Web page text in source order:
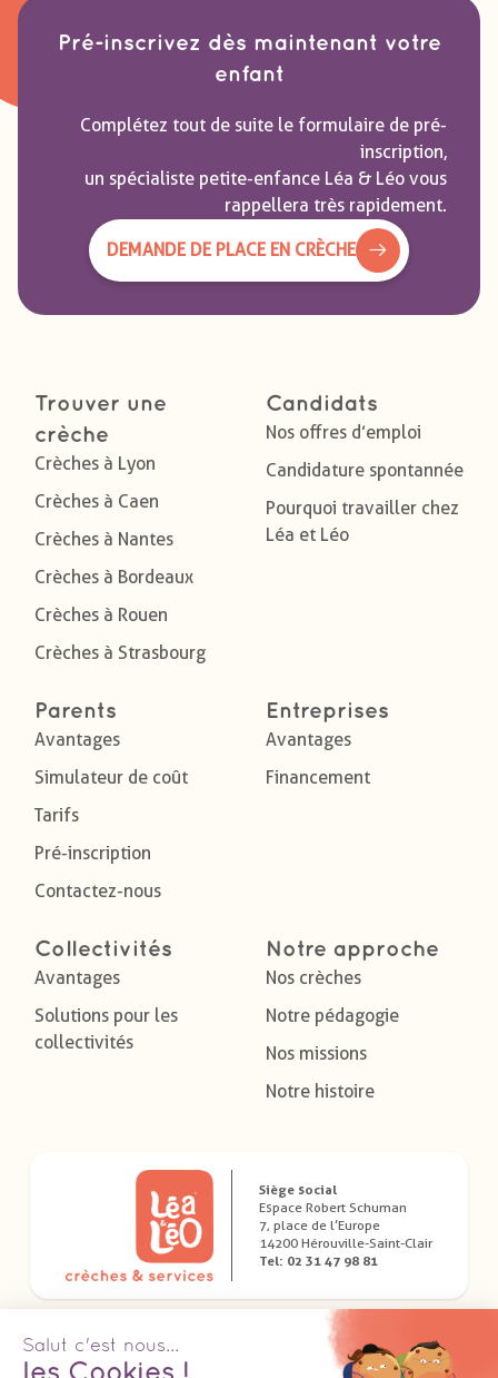
Pré-inscrivez dès maintenant votre
enfant
Complétez tout de suite le formulaire de pré-
inscription,
un spécialiste petite-enfance Léa & Léo vous
rappellera très rapidement.
DEMANDE DE PLACE EN CRÈCHE
Trouver une
crèche
Crèches à Lyon
Crèches à Caen
Crèches à Nantes
Crèches à Bordeaux
Crèches à Rouen
Crèches à Strasbourg
Candidats
Nos offres d’emploi
Candidature spontannée
Pourquoi travailler chez
Léa et Léo
Parents
Avantages
Simulateur de coût
Tarifs
Pré-inscription
Contactez-nous
Entreprises
Avantages
Financement
Collectivités
Avantages
Solutions pour les
collectivités
Notre approche
Nos crèches
Notre pédagogie
Nos missions
Notre histoire
Siège social
Espace Robert Schuman
7, place de l’Europe
14200 Hérouville-Saint-Clair
Tel: 02 31 47 98 81
Télécharger nos applications dédiées